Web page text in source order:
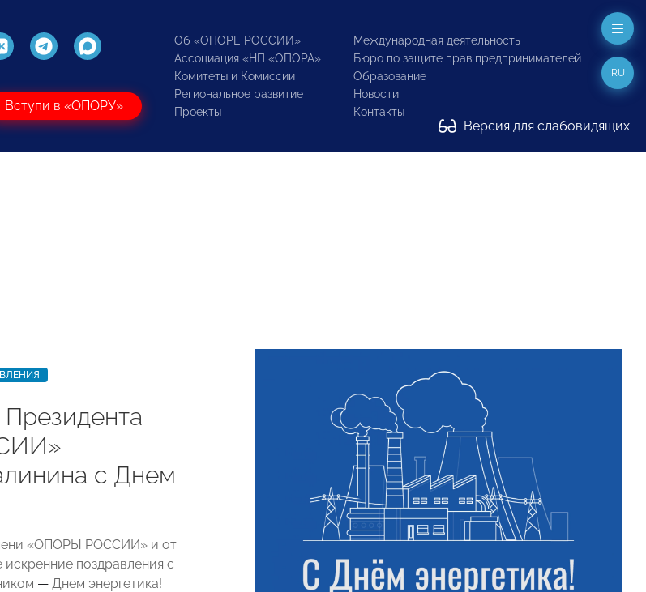
Вступи в «ОПОРУ»
Об «ОПОРЕ РОССИИ»
Ассоциация «НП «ОПОРА»
Комитеты и Комиссии
Региональное развитие
Проекты
Международная деятельность
Бюро по защите прав предпринимателей
Образование
Новости
Контакты
Версия для слабовидящих
RU
с Днем
«ОПОРЫ РОССИИ» и от
поздравления с
— Днем энергетика!